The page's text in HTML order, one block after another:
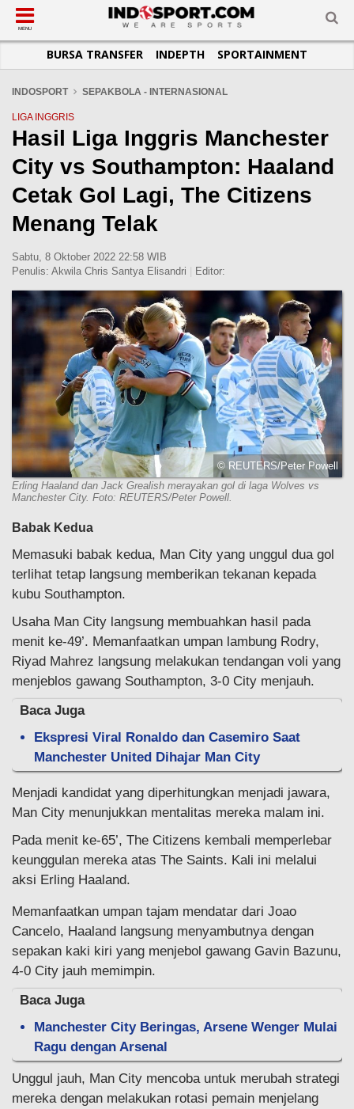
SUB-MENU
SEPAKBOLA
LIGA INGGRIS
LIGA ITALIA
LIGA SPANYOL
LIGA CHAMPIONS
LIGA PRANCIS
LIGA EUROPA
SUB-MENU
SPORTAINMENT
SUB-MENU
OTOMOTIF
OTOMANIA
SUB-MENU
BASKET
FUTSAL
OLIMPIK
E-SPORT
SUB-MENU
JADWAL
SUB-MENU
TOPIK HARI INI
INFOGRAFIS
GALERI FOTO
TEMPAT OLAHRAGA
PASUKAN SEHAT
MENU
BURSA TRANSFER INDEPTH SPORTAINMENT
INDOSPORT SEPAKBOLA - INTERNASIONAL
LIGA INGGRIS
Hasil Liga Inggris Manchester
City vs Southampton: Haaland
Cetak Gol Lagi, The Citizens
Menang Telak
Sabtu, 8 Oktober 2022 22:58 WIB
Penulis: Akwila Chris Santya Elisandri Editor:
© REUTERS/Peter Powell
Erling Haaland dan Jack Grealish merayakan gol di laga Wolves vs
Manchester City. Foto: REUTERS/Peter Powell.
Babak Kedua
Memasuki babak kedua, Man City yang unggul dua gol
terlihat tetap langsung memberikan tekanan kepada
kubu Southampton.
Usaha Man City langsung membuahkan hasil pada
menit ke-49’. Memanfaatkan umpan lambung Rodry,
Riyad Mahrez langsung melakukan tendangan voli yang
menjeblos gawang Southampton, 3-0 City menjauh.
Baca Juga
Ekspresi Viral Ronaldo dan Casemiro Saat
Manchester United Dihajar Man City
Menjadi kandidat yang diperhitungkan menjadi jawara,
Man City menunjukkan mentalitas mereka malam ini.
Pada menit ke-65’, The Citizens kembali memperlebar
keunggulan mereka atas The Saints. Kali ini melalui
aksi Erling Haaland.
Memanfaatkan umpan tajam mendatar dari Joao
Cancelo, Haaland langsung menyambutnya dengan
sepakan kaki kiri yang menjebol gawang Gavin Bazunu,
4-0 City jauh memimpin.
Baca Juga
Manchester City Beringas, Arsene Wenger Mulai
Ragu dengan Arsenal
Unggul jauh, Man City mencoba untuk merubah strategi
mereka dengan melakukan rotasi pemain menjelang